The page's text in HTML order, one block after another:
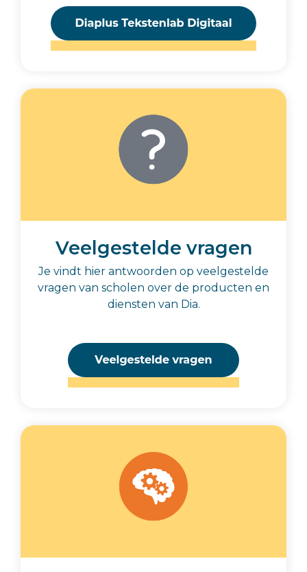
Veelgestelde vragen
Je vindt hier antwoorden op veelgestelde
vragen van scholen over de producten en
diensten van Dia.